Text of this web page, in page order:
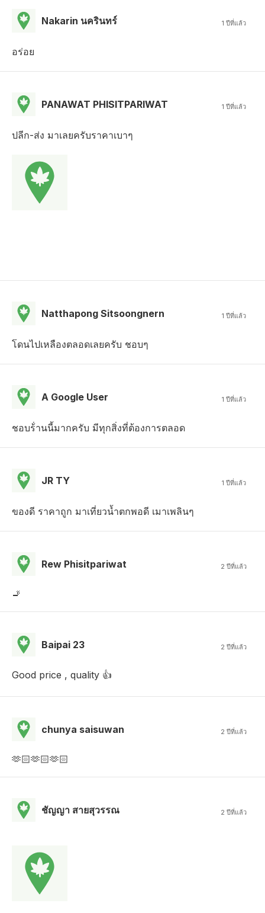
Nakarin นครินทร์ 1 ปีที่แล้ว
อร่อย
PANAWAT PHISITPARIWAT 1 ปีที่แล้ว
ปลีก-ส่ง มาเลยครับราคาเบาๆ
Natthapong Sitsoongnern 1 ปีที่แล้ว
โดนไปเหลืองตลอดเลยครับ ชอบๆ
A Google User 1 ปีที่แล้ว
ชอบร้่านนี้มากครับ มีทุกสิ่งที่ต้องการตลอด
JR TY 1 ปีที่แล้ว
ของดี ราคาถูก มาเที่ยวน้ำตกพอดี เมาเพลินๆ
Rew Phisitpariwat 2 ปีที่แล้ว
🚬
Baipai 23 2 ปีที่แล้ว
Good price , quality 👍
chunya saisuwan 2 ปีที่แล้ว
🫶🏻🫶🏻🫶🏻
ชัญญา สายสุวรรณ 2 ปีที่แล้ว